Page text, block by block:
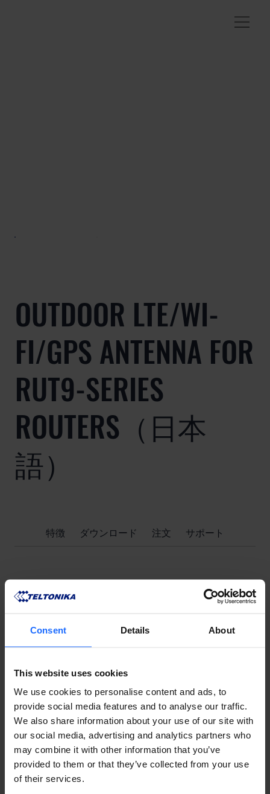
Consent Details About
This website uses cookies
We use cookies to personalise content and ads, to
provide social media features and to analyse our traffic.
We also share information about your use of our site with
our social media, advertising and analytics partners who
may combine it with other information that you’ve
provided to them or that they’ve collected from your use
of their services.
OUTDOOR LTE/WI-
FI/GPS ANTENNA FOR
RUT9-SERIES
ROUTERS（日本
語）
特徴 ダウンロード 注文 サポート